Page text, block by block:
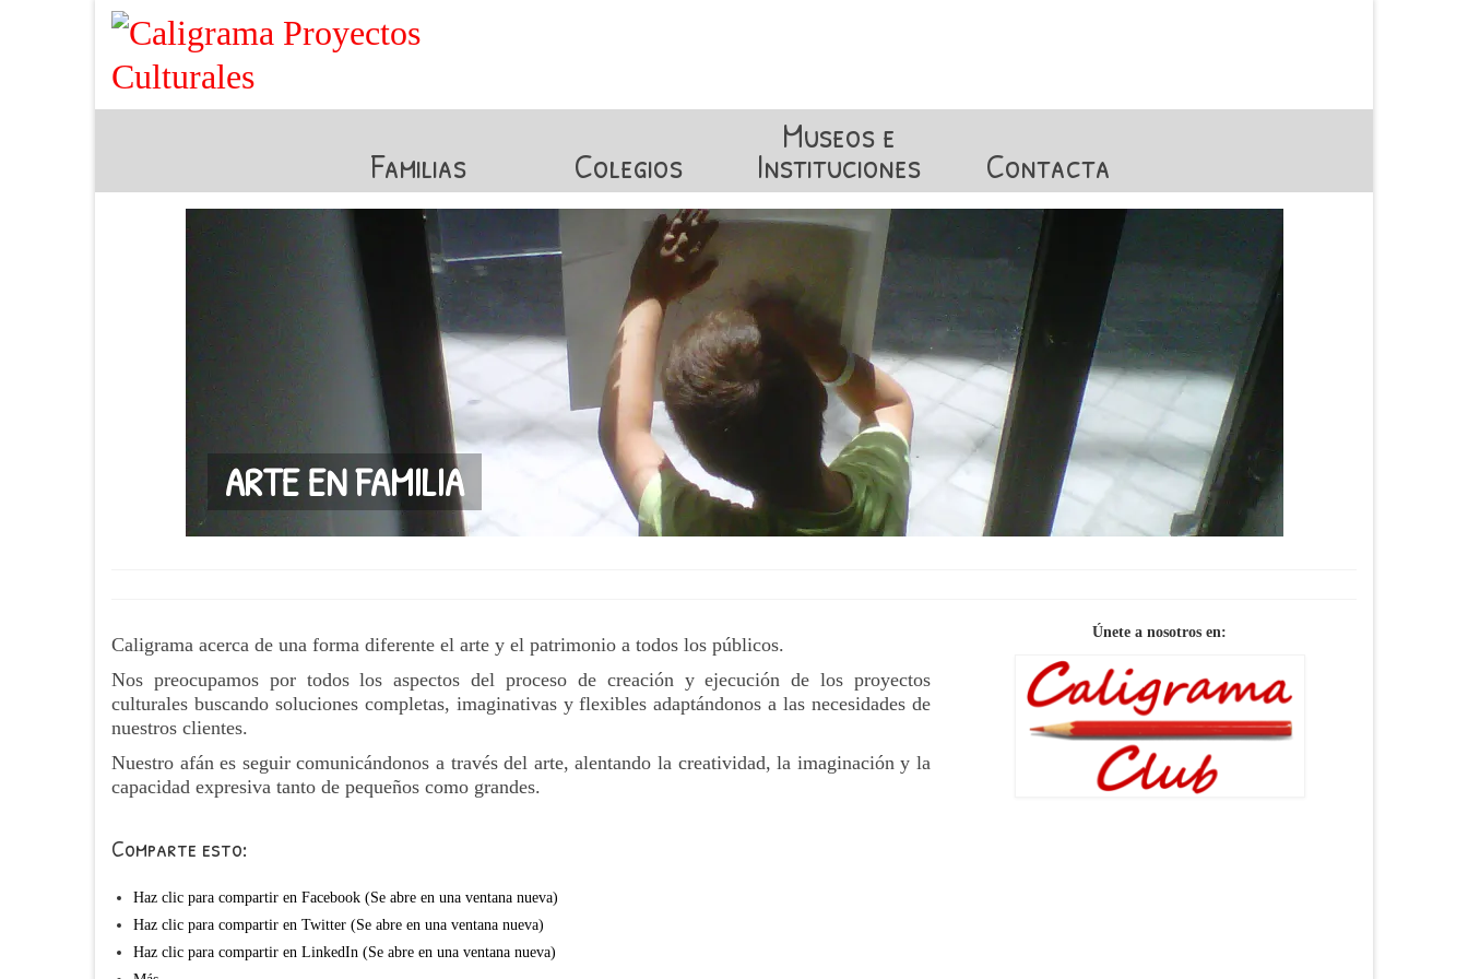
Familias Colegios
Museos e
Instituciones Contacta
ARTE EN FAMILIA
Caligrama acerca de una forma diferente el arte y el patrimonio a todos los públicos.
Nos preocupamos por todos los aspectos del proceso de creación y ejecución de los proyectos
culturales buscando soluciones completas, imaginativas y flexibles adaptándonos a las necesidades de
nuestros clientes.
Nuestro afán es seguir comunicándonos a través del arte, alentando la creatividad, la imaginación y la
capacidad expresiva tanto de pequeños como grandes.
Únete a nosotros en:
Comparte esto:
Haz clic para compartir en Facebook (Se abre en una ventana nueva)
Haz clic para compartir en Twitter (Se abre en una ventana nueva)
Haz clic para compartir en LinkedIn (Se abre en una ventana nueva)